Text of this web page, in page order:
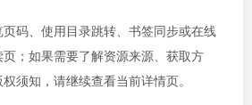
码、使用目录跳转、书签同步或在线
页 ；如果需要了解资源来源、获取方
须知，请继续查看当前详情页。